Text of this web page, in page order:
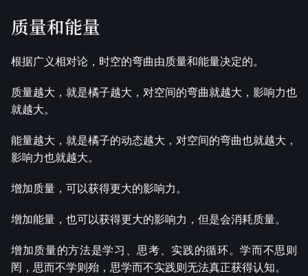
质量和能量
根据广义相对论，时空的弯曲由质量和能量决定的。
质量越大，就是橘子越大，对空间的弯曲就越大，影响力也
就越大。
能量越大，就是橘子的动态越大，对空间的弯曲也就越大，
影响力也就越大。
增加质量，可以获得更大的影响力。
增加能量，也可以获得更大的影响力，但是会消耗质量。
增加质量的方法是学习、思考、实践的循环。学而不思则
罔，思而不学则殆，思学而不实践则无法真正获得认知。